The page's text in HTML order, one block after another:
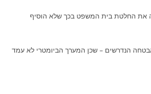
את החלטת בית המשפט בכך שלא הוסיף
הנדרשים – שכן המערך הביומטרי לא עמד